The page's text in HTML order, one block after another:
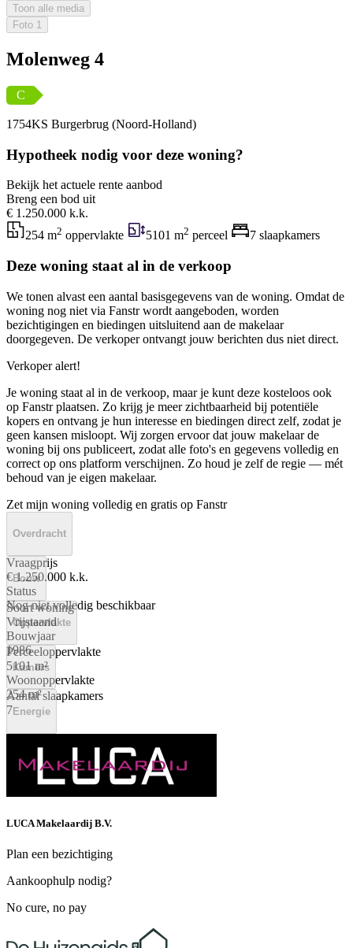
Toon alle media
Foto 1
Molenweg 4
C
1754KS Burgerbrug (Noord-Holland)
Hypotheek nodig voor deze woning?
Bekijk het actuele rente aanbod
Breng een bod uit
€ 1.250.000 k.k.
254 m2 oppervlakte 5101 m2 perceel 7 slaapkamers
Deze woning staat al in de verkoop
We tonen alvast een aantal basisgegevens van de woning. Omdat de
woning nog niet via Fanstr wordt aangeboden, worden
bezichtigingen en biedingen uitsluitend aan de makelaar
doorgegeven. De verkoper ontvangt jouw berichten dus niet direct.
Verkoper alert!
Je woning staat al in de verkoop, maar je kunt deze kosteloos ook
op Fanstr plaatsen. Zo krijg je meer zichtbaarheid bij potentiële
kopers en ontvang je hun interesse en biedingen direct zelf, zodat je
geen kansen misloopt. Wij zorgen ervoor dat jouw makelaar de
woning bij ons publiceert, zodat alle foto's en gegevens volledig en
correct op ons platform verschijnen. Zo houd je zelf de regie — mét
behoud van je eigen makelaar.
Zet mijn woning volledig en gratis op Fanstr
Overdracht
Vraagprijs
€ 1.250.000 k.k.
Status
Nog niet volledig beschikbaar
Bouw
Soort woning
Vrijstaand
Bouwjaar
1986
Oppervlakte
Perceeloppervlakte
5101 m²
Woonoppervlakte
254 m²
Kamers
Aantal slaapkamers
7 Energie
LUCA Makelaardij B.V.
Plan een bezichtiging
Aankoophulp nodig?
No cure, no pay